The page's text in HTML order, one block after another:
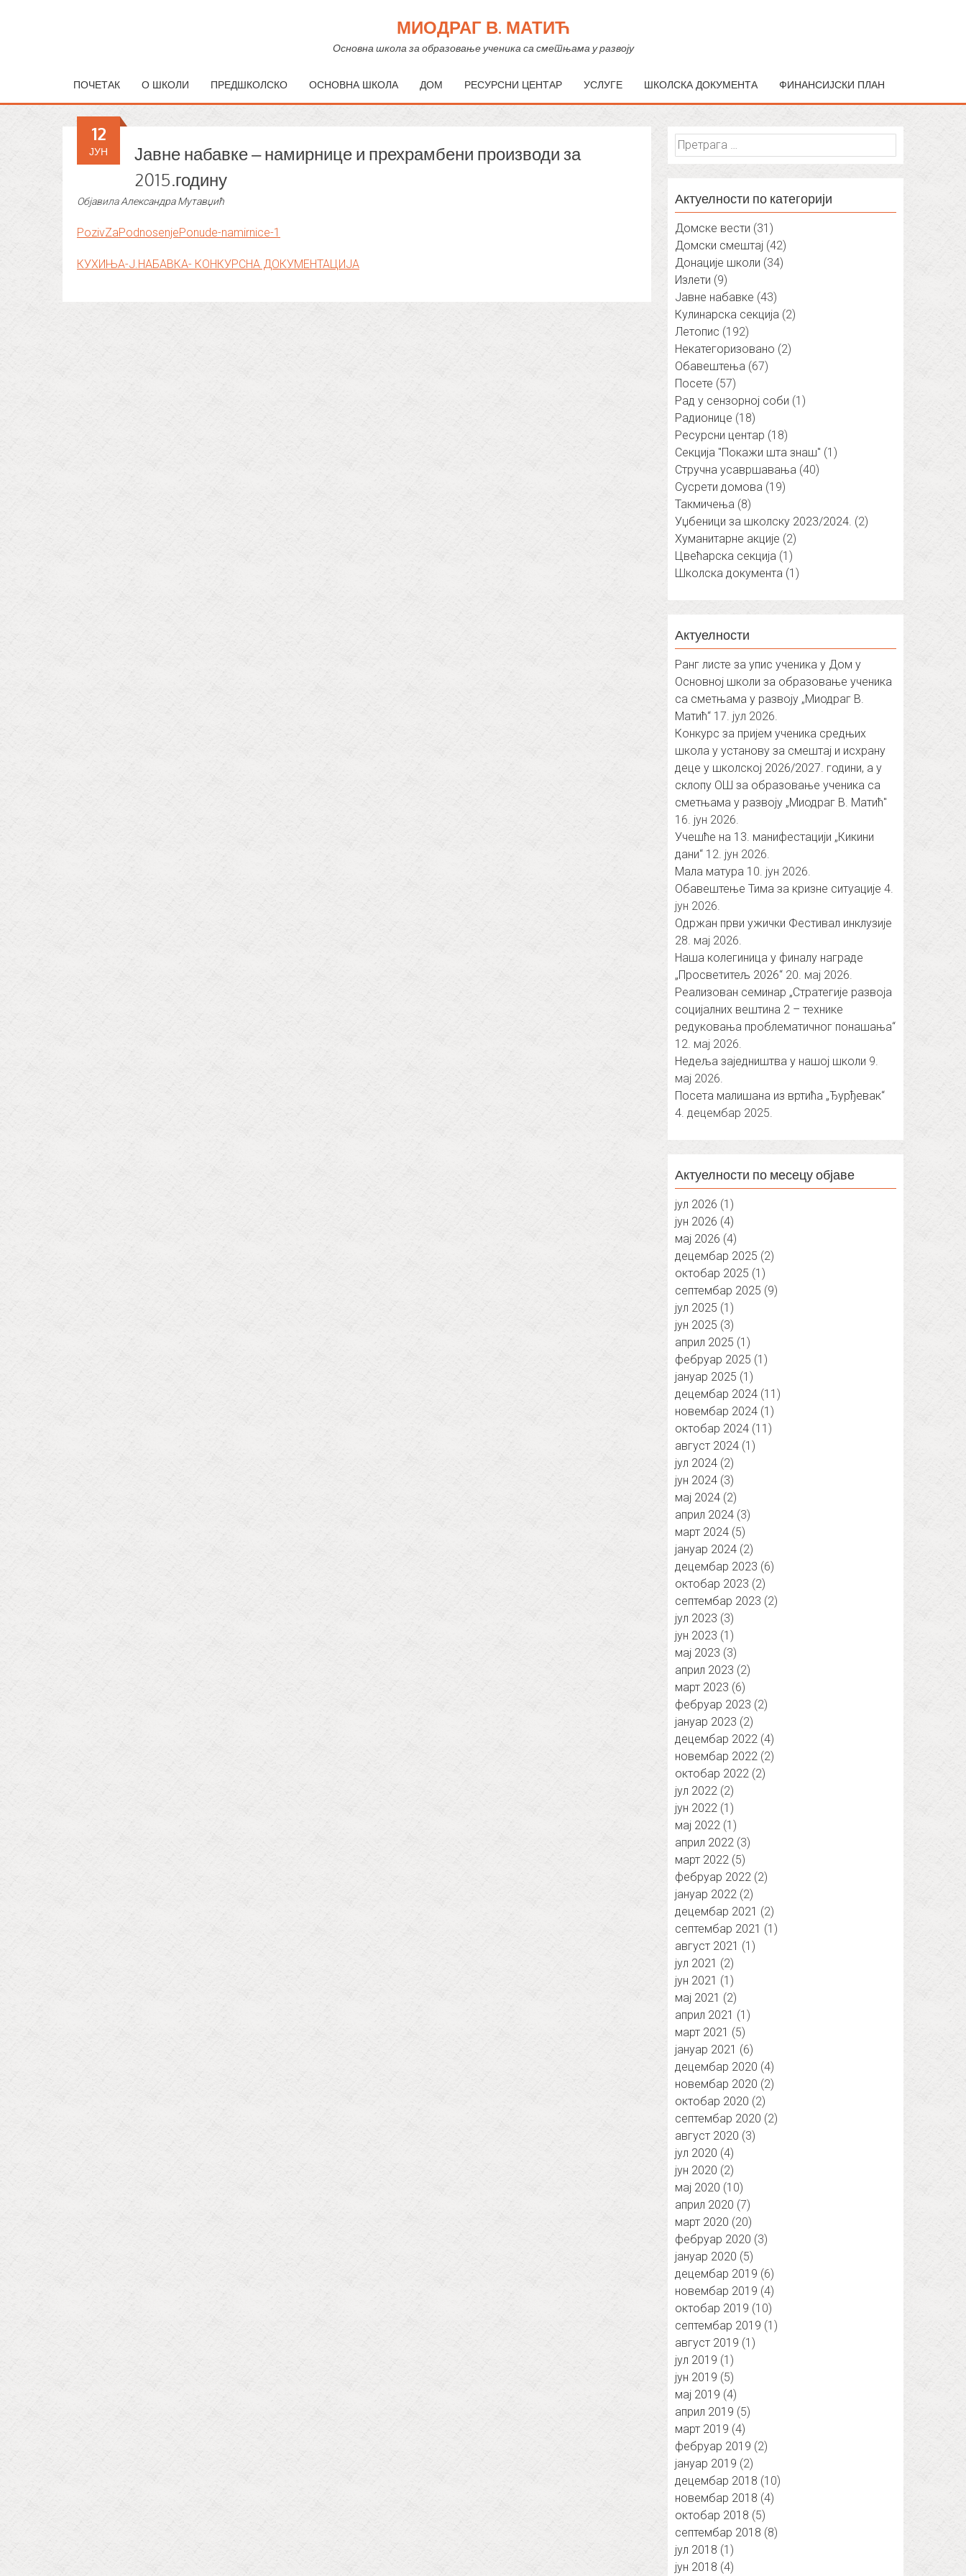
МИОДРАГ В. МАТИЋ
Основна школа за образовање ученика са сметњама у развоју
ПОЧЕТАК О ШКОЛИ ПРЕДШКОЛСКО ОСНОВНА ШКОЛА ДОМ РЕСУРСНИ ЦЕНТАР УСЛУГЕ ШКОЛСКА ДОКУМЕНТА ФИНАНСИЈСКИ ПЛАН
Јавне набавке – намирнице и прехрамбени производи за
2015.годину
12
ЈУН
ОбјавилаАлександра Мутавџић
PozivZaPodnosenjePonude-namirnice-1
КУХИЊА-Ј.НАБАВКА- КОНКУРСНА ДОКУМЕНТАЦИЈА
Претрага
за:
Актуелности по категорији
Домске вести (31)
Домски смештај (42)
Донације школи (34)
Излети (9)
Јавне набавке (43)
Кулинарска секција (2)
Летопис (192)
Некатегоризовано (2)
Обавештења (67)
Посете (57)
Рад у сензорној соби (1)
Радионице (18)
Ресурсни центар (18)
Секција "Покажи шта знаш" (1)
Стручна усавршавања (40)
Сусрети домова (19)
Такмичења (8)
Уџбеници за школску 2023/2024. (2)
Хуманитарне акције (2)
Цвећарска секција (1)
Школска документа (1)
Актуелности
Ранг листе за упис ученика у Дом у
Основној школи за образовање ученика
са сметњама у развоју „Миодраг В.
Матић“ 17. јул 2026.
Конкурс за пријем ученика средњих
школа у установу за смештај и исхрану
деце у школској 2026/2027. години, а у
склопу ОШ за образовање ученика са
сметњама у развоју „Миодраг В. Матић″
16. јун 2026.
Учешће на 13. манифестацији „Кикини
дани“ 12. јун 2026.
Мала матура 10. јун 2026.
Обавештење Тима за кризне ситуације 4.
јун 2026.
Одржан први ужички Фестивал инклузије
28. мај 2026.
Наша колегиница у финалу награде
„Просветитељ 2026“ 20. мај 2026.
Реализован семинар „Стратегије развоја
социјалних вештина 2 – технике
редуковања проблематичног понашања“
12. мај 2026.
Недеља заједништва у нашој школи 9.
мај 2026.
Посета малишана из вртића „Ђурђевак“
4. децембар 2025.
Актуелности по месецу објаве
јул 2026 (1)
јун 2026 (4)
мај 2026 (4)
децембар 2025 (2)
октобар 2025 (1)
септембар 2025 (9)
јул 2025 (1)
јун 2025 (3)
април 2025 (1)
фебруар 2025 (1)
јануар 2025 (1)
децембар 2024 (11)
новембар 2024 (1)
октобар 2024 (11)
август 2024 (1)
јул 2024 (2)
јун 2024 (3)
мај 2024 (2)
април 2024 (3)
март 2024 (5)
јануар 2024 (2)
децембар 2023 (6)
октобар 2023 (2)
септембар 2023 (2)
јул 2023 (3)
јун 2023 (1)
мај 2023 (3)
април 2023 (2)
март 2023 (6)
фебруар 2023 (2)
јануар 2023 (2)
децембар 2022 (4)
новембар 2022 (2)
октобар 2022 (2)
јул 2022 (2)
јун 2022 (1)
мај 2022 (1)
април 2022 (3)
март 2022 (5)
фебруар 2022 (2)
јануар 2022 (2)
децембар 2021 (2)
септембар 2021 (1)
август 2021 (1)
јул 2021 (2)
јун 2021 (1)
мај 2021 (2)
април 2021 (1)
март 2021 (5)
јануар 2021 (6)
децембар 2020 (4)
новембар 2020 (2)
октобар 2020 (2)
септембар 2020 (2)
август 2020 (3)
јул 2020 (4)
јун 2020 (2)
мај 2020 (10)
април 2020 (7)
март 2020 (20)
фебруар 2020 (3)
јануар 2020 (5)
децембар 2019 (6)
новембар 2019 (4)
октобар 2019 (10)
септембар 2019 (1)
август 2019 (1)
јул 2019 (1)
јун 2019 (5)
мај 2019 (4)
април 2019 (5)
март 2019 (4)
фебруар 2019 (2)
јануар 2019 (2)
децембар 2018 (10)
новембар 2018 (4)
октобар 2018 (5)
септембар 2018 (8)
јул 2018 (1)
јун 2018 (4)